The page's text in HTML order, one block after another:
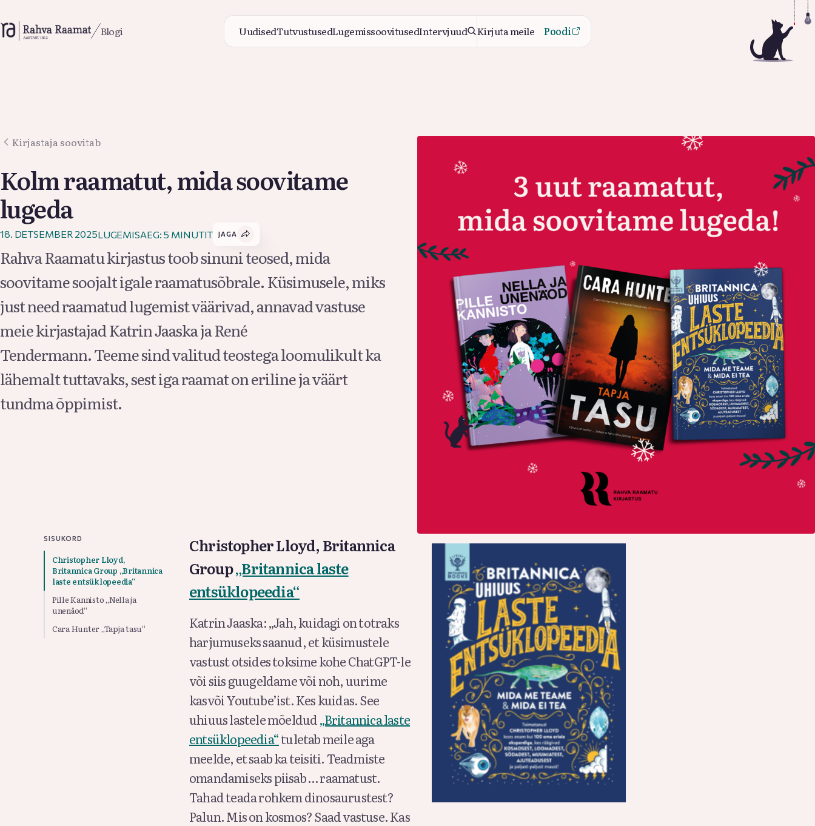
Blogi UudisedTutvustusedLugemissoovitusedIntervjuud Kirjuta meile Poodi
UudisedTutvustusedLugemissoovitusedIntervjuud Kirjuta meile Poodi
Kirjastaja soovitab
Kolm raamatut, mida soovitame
lugeda
18. DETSEMBER 2025LUGEMISAEG: 5 MINUTIT JAGA
Rahva Raamatu kirjastus toob sinuni teosed, mida
soovitame soojalt igale raamatusõbrale. Küsimusele, miks
just need raamatud lugemist väärivad, annavad vastuse
meie kirjastajad Katrin Jaaska ja René
Tendermann. Teeme sind valitud teostega loomulikult ka
lähemalt tuttavaks, sest iga raamat on eriline ja väärt
tundma õppimist.
SISUKORD
Christopher Lloyd,
Britannica Group „Britannica
laste entsüklopeedia“
Pille Kannisto „Nella ja
unenäod“
Cara Hunter „Tapja tasu“
Christopher Lloyd, Britannica
Group„Britannica laste
entsüklopeedia“
Katrin Jaaska: „Jah, kuidagi on totraks
harjumuseks saanud, et küsimustele
vastust otsides toksime kohe ChatGPT-le
või siis guugeldame või noh, uurime
kasvõi Youtube’ist. Kes kuidas. See
uhiuus lastele mõeldud„Britannica laste
entsüklopeedia“tuletab meile aga
meelde, et saab ka teisiti. Teadmiste
omandamiseks piisab … raamatust.
Tahad teada rohkem dinosaurustest?
Palun. Mis on kosmos? Saad vastuse. Kas